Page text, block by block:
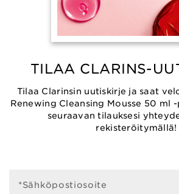
TILAA CLARINS-
Tilaa Clarinsin uutiskirje ja saat
Renewing Cleansing Mousse 50 ml
seuraavan tilauksesi
rekisteröitymällä!
*Sähköpostiosoite